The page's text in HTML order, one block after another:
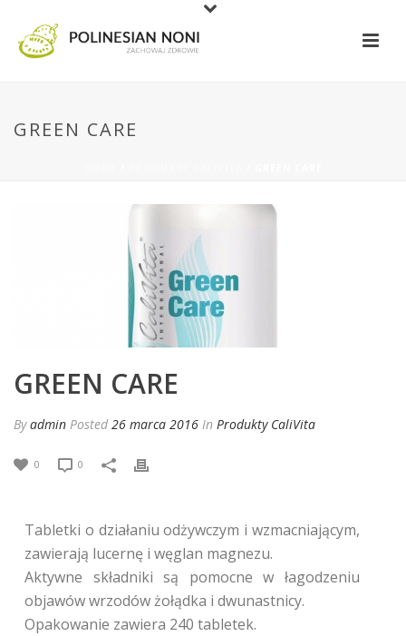
GREEN CARE
GREEN CARE
Byadmin Posted 26 marca 2016 In Produkty CaliVita
0 0
Tabletki o działaniu odżywczym i wzmacniającym,
zawierają lucernę i węglan magnezu.
Aktywne składniki są pomocne w łagodzeniu
objawów wrzodów żołądka i dwunastnicy.
Opakowanie zawiera 240 tabletek.